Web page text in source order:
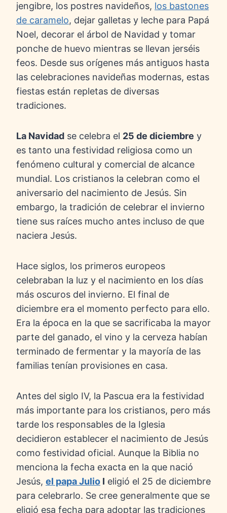
jengibre, los postres navideños, los bastones
de caramelo, dejar galletas y leche para Papá
Noel, decorar el árbol de Navidad y tomar
ponche de huevo mientras se llevan jerséis
feos. Desde sus orígenes más antiguos hasta
las celebraciones navideñas modernas, estas
fiestas están repletas de diversas
tradiciones.
La Navidad se celebra el 25 de diciembre y
es tanto una festividad religiosa como un
fenómeno cultural y comercial de alcance
mundial. Los cristianos la celebran como el
aniversario del nacimiento de Jesús. Sin
embargo, la tradición de celebrar el invierno
tiene sus raíces mucho antes incluso de que
naciera Jesús.
Hace siglos, los primeros europeos
celebraban la luz y el nacimiento en los días
más oscuros del invierno. El final de
diciembre era el momento perfecto para ello.
Era la época en la que se sacrificaba la mayor
parte del ganado, el vino y la cerveza habían
terminado de fermentar y la mayoría de las
familias tenían provisiones en casa.
Antes del siglo IV, la Pascua era la festividad
más importante para los cristianos, pero más
tarde los responsables de la Iglesia
decidieron establecer el nacimiento de Jesús
como festividad oficial. Aunque la Biblia no
menciona la fecha exacta en la que nació
Jesús, el papa Julio I eligió el 25 de diciembre
para celebrarlo. Se cree generalmente que se
eligió esa fecha para adoptar las tradiciones